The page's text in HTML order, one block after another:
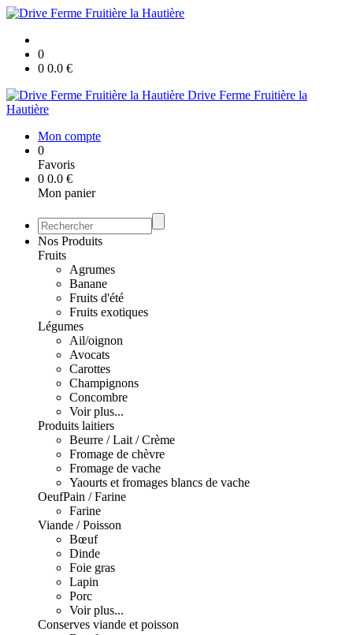
0
0 0.0 €
Drive Ferme Fruitière la
Hautière
Mon compte
0
Favoris
0 0.0 €
Mon panier
Nos Produits
Fruits
Agrumes
Banane
Fruits d'été
Fruits exotiques
Légumes
Ail/oignon
Avocats
Carottes
Champignons
Concombre
Voir plus...
Produits laitiers
Beurre / Lait / Crème
Fromage de chèvre
Fromage de vache
Yaourts et fromages blancs de vache
OeufPain / Farine
Farine
Viande / Poisson
Bœuf
Dinde
Foie gras
Lapin
Porc
Voir plus...
Conserves viande et poisson